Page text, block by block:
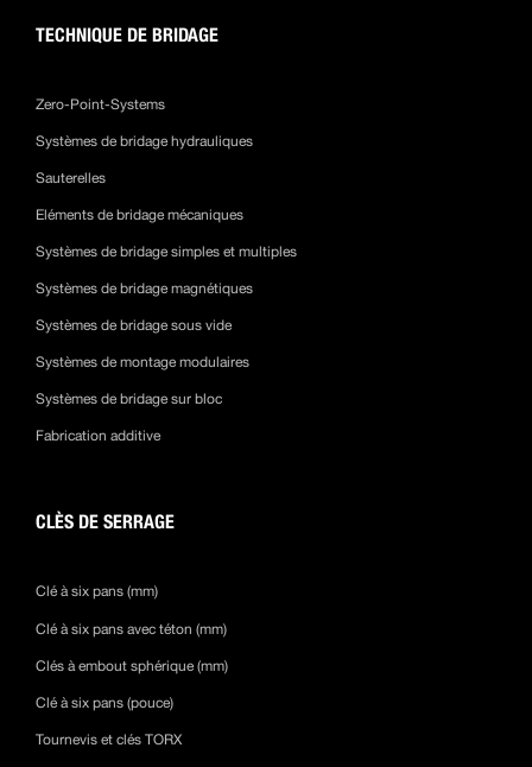
TECHNIQUE DE BRIDAGE
Zero-Point-Systems
Systèmes de bridage hydrauliques
Sauterelles
Eléments de bridage mécaniques
Systèmes de bridage simples et multiples
Systèmes de bridage magnétiques
Systèmes de bridage sous vide
Systèmes de montage modulaires
Systèmes de bridage sur bloc
Fabrication additive
CLÈS DE SERRAGE
Clé à six pans (mm)
Clé à six pans avec téton (mm)
Clés à embout sphérique (mm)
Clé à six pans (pouce)
Tournevis et clés TORX